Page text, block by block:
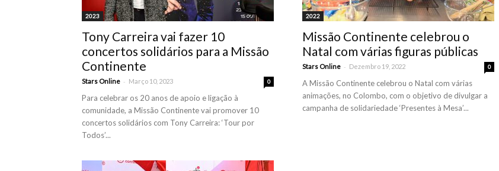
2023
Tony Carreira vai fazer 10
concertos solidários para a Missão
Continente
Stars Online - Março 10, 2023 0
Para celebrar os 20 anos de apoio e ligação à
comunidade, a Missão Continente vai promover 10
concertos solidários com Tony Carreira: ‘Tour por
Todos’...
2022
Missão Continente celebrou o
Natal com várias figuras públicas
Stars Online - Dezembro 19, 2022 0
A Missão Continente celebrou o Natal com várias
animações, no Colombo, com o objetivo de divulgar a
campanha de solidariedade ‘Presentes à Mesa’...